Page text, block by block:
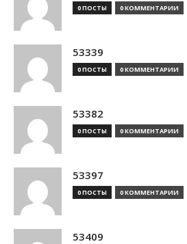
0 ПОСТЫ 0 КОММЕНТАРИИ
53339
0 ПОСТЫ 0 КОММЕНТАРИИ
53382
0 ПОСТЫ 0 КОММЕНТАРИИ
53397
0 ПОСТЫ 0 КОММЕНТАРИИ
53409